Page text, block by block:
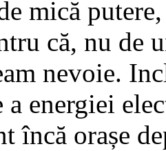
mică
că, nu de
nevoie.
a energiei
încă orașe